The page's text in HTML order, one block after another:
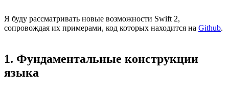
Я буду рассматривать новые возможности Swift 2,
сопровождая их примерами, код которых находится на Github.
1. Фундаментальные конструкции
языка